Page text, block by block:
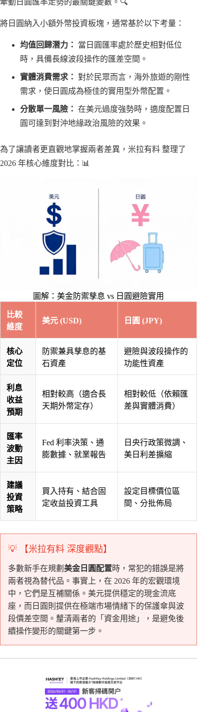
牽動日圓匯率走勢的最關鍵變數。🔍
將日圓納入小額外幣投資板塊，通常基於以下考量：
均值回歸潛力：
當日圓匯率處於歷史相對低位
時，具備長線波段操作的匯差空間。
實體消費需求： 對於民眾而言，海外旅遊的剛性
需求，使日圓成為極佳的實用型外幣配置。
分散單一風險： 在美元過度強勢時，適度配置日
圓可達到對沖地緣政治風險的效果。
為了讓讀者更直觀地掌握兩者差異，米拉有料 整理了
2026 年核心維度對比：📊
圖解：美金防禦孳息 vs 日圓避險實用
比較
維度
美元 (USD) 日圓 (JPY)
核心
定位
防禦兼具孳息的基
石資產
避險與波段操作的
功能性資產
利息
收益
預期
相對較高（適合長
天期外幣定存）
相對較低（依賴匯
差與實體消費）
匯率
波動
主因
Fed 利率決策、通
膨數據、就業報告
日央行政策微調、
美日利差擴縮
建議
投資
策略
買入持有、結合固
定收益投資工具
設定目標價位區
間、分批佈局
💡 【米拉有料 深度觀點】
多數新手在規劃 美金日圓配置時，常犯的錯誤是將
兩者視為替代品。事實上，在 2026 年的宏觀環境
中，它們是互補關係。美元提供穩定的現金流底
座，而日圓則提供在極端市場情緒下的保護傘與波
段價差空間。釐清兩者的「資金用途」，是避免後
續操作變形的關鍵第一步。